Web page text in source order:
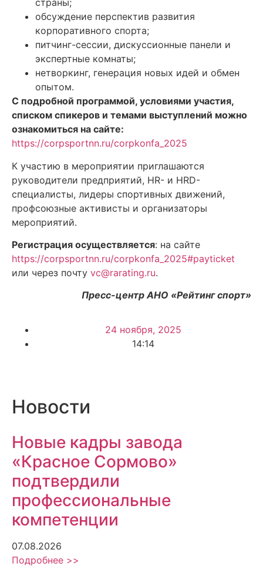
страны;
обсуждение перспектив развития
корпоративного спорта;
питчинг-сессии, дискуссионные панели и
экспертные комнаты;
нетворкинг, генерация новых идей и обмен
опытом.
С подробной программой, условиями участия,
списком спикеров и темами выступлений можно
ознакомиться на сайте:
https://corpsportnn.ru/corpkonfa_2025
К участию в мероприятии приглашаются
руководители предприятий, HR- и HRD-
специалисты, лидеры спортивных движений,
профсоюзные активисты и организаторы
мероприятий.
Регистрация осуществляется: на сайте
https://corpsportnn.ru/corpkonfa_2025#payticket
или через почту vc@rarating.ru.
Пресс-центр АНО «Рейтинг спорт»
24 ноября, 2025
14:14
Новости
Новые кадры завода
«Красное Сормово»
подтвердили
профессиональные
компетенции
07.08.2026
Подробнее >>